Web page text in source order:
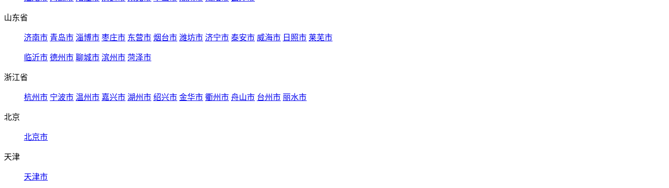
山东省
济南市 青岛市 淄博市 枣庄市 东营市 烟台市 潍坊市 济宁市 泰安市 威海市 日照市 莱芜市
临沂市 德州市 聊城市 滨州市 菏泽市
浙江省
杭州市 宁波市 温州市 嘉兴市 湖州市 绍兴市 金华市 衢州市 舟山市 台州市 丽水市
北京
北京市
天津
天津市